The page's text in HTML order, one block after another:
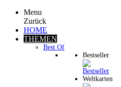
Menu
Zurück
HOME
THEMEN
Best Of
Bestseller
Weltkarten